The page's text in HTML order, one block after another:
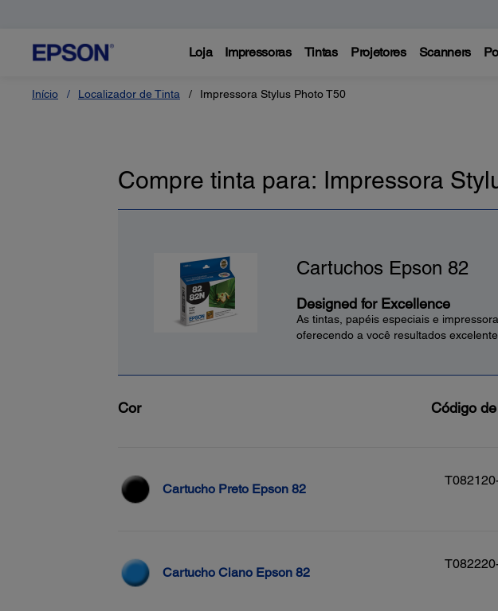
Loja Impressoras Tintas Projetores Scanners
Início Localizador de Tinta Impressora Stylus Photo T50
Compre tinta para: Impressora
Cartuchos Epson 82
Designed for Excellence
As tintas, papéis especiais e
oferecendo a você resultados
Cor Código
Cartucho Preto Epson 82
Cartucho Ciano Epson 82